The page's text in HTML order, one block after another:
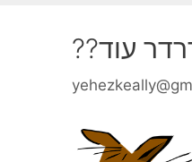
עוד??